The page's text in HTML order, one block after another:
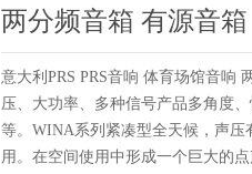
两分频音箱 有源音箱
意大利PRS PRS音响 体育场馆音响
压、大功率、多种信号产品多角度
等。WINA系列紧凑型全天候，声压
用。在空间使用中形成一个巨大的